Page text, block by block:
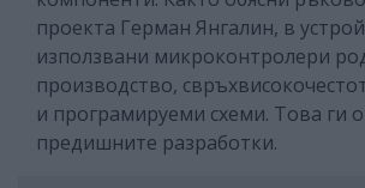
проекта Герман Янгалин, в
използвани микроконтролери
производство,
и програмируеми схеми. Това ги
предишните разработки.